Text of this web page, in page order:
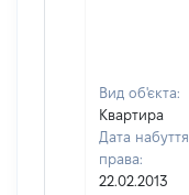
Вид об'єкта:
Квартира
Дата набуття
права:
22.02.2013